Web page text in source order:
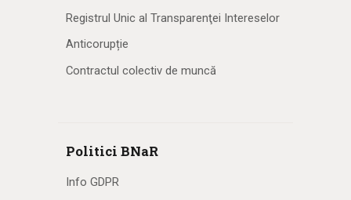
Registrul Unic al Transparenţei Intereselor
Anticorupție
Contractul colectiv de muncă
Politici BNaR
Info GDPR